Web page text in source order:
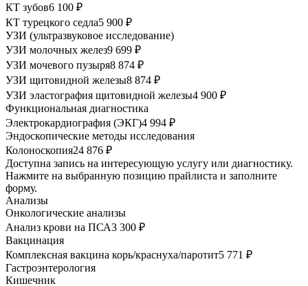
КТ зубов6 100 ₽
КТ турецкого седла5 900 ₽
УЗИ (ультразвуковое исследование)
УЗИ молочных желез9 699 ₽
УЗИ мочевого пузыря8 874 ₽
УЗИ щитовидной железы8 874 ₽
УЗИ эластография щитовидной железы4 900 ₽
Функциональная диагностика
Электрокардиография (ЭКГ)4 994 ₽
Эндоскопические методы исследования
Колоноскопия24 876 ₽
Доступна запись на интересующую услугу или диагностику.
Нажмите на выбранную позицию прайлиста и заполните
форму.
Анализы
Онкологические анализы
Анализ крови на ПСА3 300 ₽
Вакцинация
Комплексная вакцина корь/краснуха/паротит5 771 ₽
Гастроэнтерология
Кишечник